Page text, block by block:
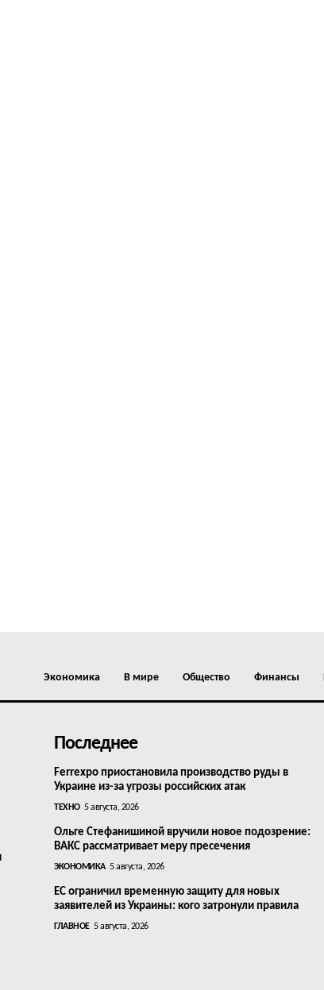
Экономика В мире Общество Финансы
Последнее
Ferrexpo приостановила производство руды в
Украине из-за угрозы российских атак
ТЕХНО 5 августа, 2026
Ольге Стефанишиной вручили новое подозрение:
ВАКС рассматривает меру пресечения
ЭКОНОМИКА 5 августа, 2026
ЕС ограничил временную защиту для новых
заявителей из Украины: кого затронули правила
ГЛАВНОЕ 5 августа, 2026